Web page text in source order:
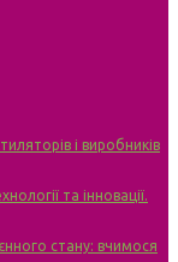
і виробників
та інновації.
стану: вчимося